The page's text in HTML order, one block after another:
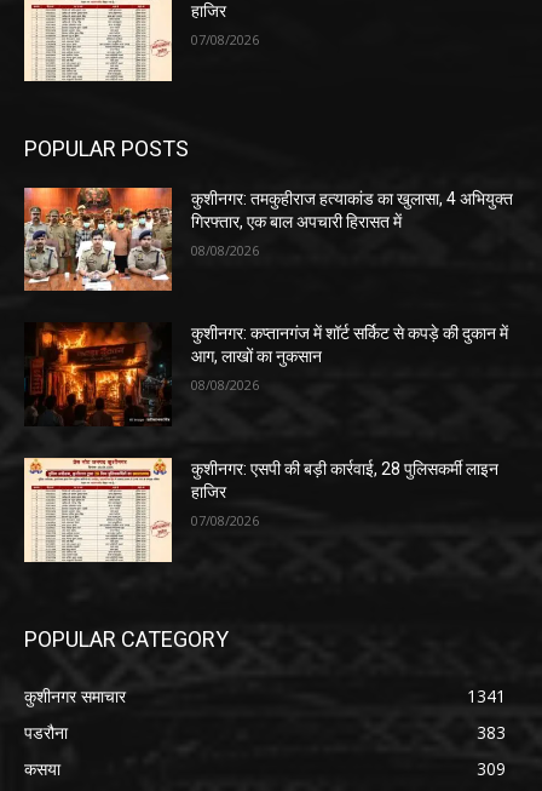
हाजिर
07/08/2026
POPULAR POSTS
कुशीनगर: तमकुहीराज हत्याकांड का खुलासा, 4 अभियुक्त
गिरफ्तार, एक बाल अपचारी हिरासत में
08/08/2026
कुशीनगर: कप्तानगंज में शॉर्ट सर्किट से कपड़े की दुकान में
आग, लाखों का नुकसान
08/08/2026
कुशीनगर: एसपी की बड़ी कार्रवाई, 28 पुलिसकर्मी लाइन
हाजिर
07/08/2026
POPULAR CATEGORY
कुशीनगर समाचार
1341
पडरौना
383
कसया
309